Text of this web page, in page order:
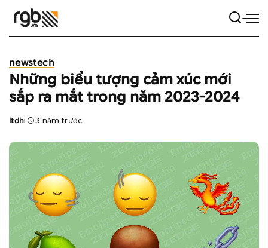
newstech
Những biểu tượng cảm xúc mới
sắp ra mắt trong năm 2023-2024
Posted
ltdh 3 năm trước